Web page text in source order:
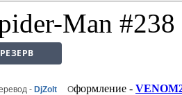
Man #238
РЕЗЕРВ
- DjZolt Оформление -